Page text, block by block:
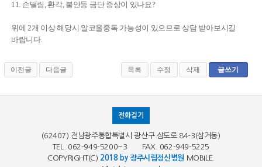
11. 손떨림, 환각, 불안등 금단 증상이 있나요?
위에 2개 이상 해당시 알코올중독 가능성이 있으므로 상담 받아보시길
바랍니다.
이전글 다음글 목록 수정 삭제 글쓰기
전화걸기
(62407) 전남광주통합특별시 광산구 삼도로 84-3(삼거동)
TEL. 062-949-5200~3 FAX. 062-949-5225
COPYRIGHT(C) 2018 by 광주시립정신병원 MOBILE.